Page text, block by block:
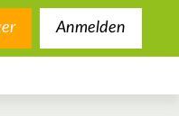
Anmelden